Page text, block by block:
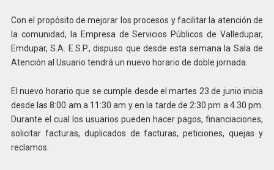
Con el propósito de mejorar los procesos y facilitar la atención de
la comunidad, la Empresa de Servicios Públicos de Valledupar,
Emdupar, S.A. E.S.P., dispuso que desde esta semana la Sala de
Atención al Usuario tendrá un nuevo horario de doble jornada.
El nuevo horario que se cumple desde el martes 23 de junio inicia
desde las 8:00 am a 11:30 am y en la tarde de 2:30 pm a 4.30 pm.
Durante el cual los usuarios pueden hacer pagos, financiaciones,
solicitar facturas, duplicados de facturas, peticiones, quejas y
reclamos.